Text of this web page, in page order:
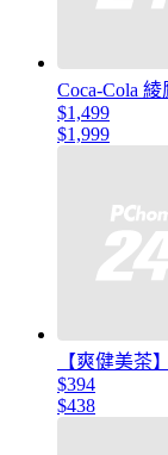
Coca-Cola
$1,499
$1,999
【爽健美茶
$394
$438